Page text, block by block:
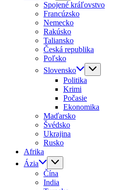
Spojené kráľovstvo
Francúzsko
Nemecko
Rakúsko
Taliansko
Česká republika
Poľsko
Slovensko
Politika
Krimi
Počasie
Ekonomika
Maďarsko
Švédsko
Ukrajina
Rusko
Afrika
Ázia
Čína
India